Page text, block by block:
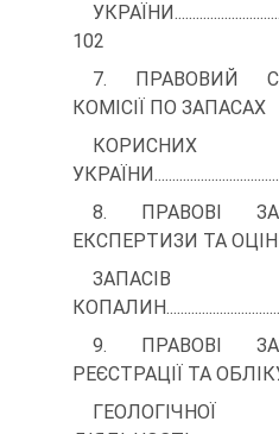
102
7. ПРАВОВИЙ
КОМІСІЇ ПО ЗАПАСАХ
8. ПРАВОВІ
ЕКСПЕРТИЗИ ТА
ЗАПАСІВ
9. ПРАВОВІ
РЕЄСТРАЦІЇ ТА
ГЕОЛОГІЧНОЇ